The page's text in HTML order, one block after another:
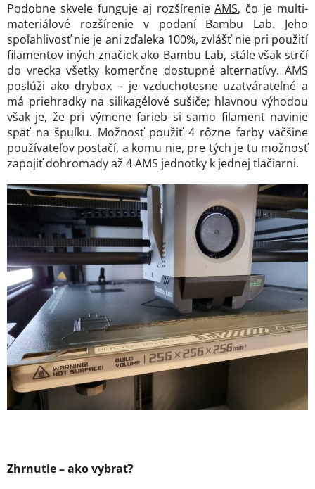
Podobne skvele funguje aj rozšírenieAMS, čo je multi-
materiálové rozšírenie v podaní Bambu Lab. Jeho
spoľahlivosť nie je ani zďaleka 100%, zvlášť nie pri použití
filamentov iných značiek ako Bambu Lab, stále však strčí
do vrecka všetky komerčne dostupné alternatívy. AMS
poslúži ako drybox – je vzduchotesne uzatvárateľné a
má priehradky na silikagélové sušiče; hlavnou výhodou
však je, že pri výmene farieb si samo filament navinie
späť na špuľku. Možnosť použiť 4 rôzne farby väčšine
používateľov postačí, a komu nie, pre tých je tu možnosť
zapojiť dohromady až 4 AMS jednotky k jednej tlačiarni.
Zhrnutie – ako vybrať?